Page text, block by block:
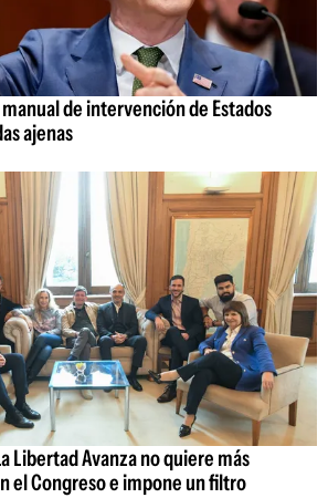
de intervención de Estados
ajenas
Libertad Avanza no quiere más
el Congreso e impone un filtro